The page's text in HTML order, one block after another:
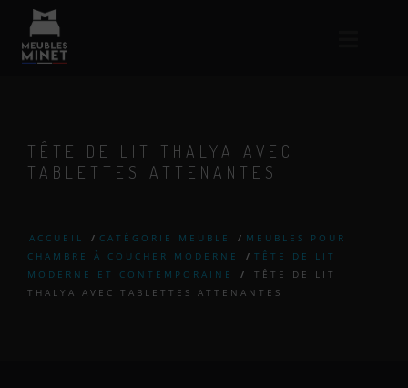
TÊTE DE LIT THALYA AVEC
TABLETTES ATTENANTES
ACCUEIL / CATÉGORIE MEUBLE / MEUBLES POUR
CHAMBRE À COUCHER MODERNE
/ TÊTE DE LIT
MODERNE ET CONTEMPORAINE
/
TÊTE DE LIT
THALYA AVEC TABLETTES ATTENANTES